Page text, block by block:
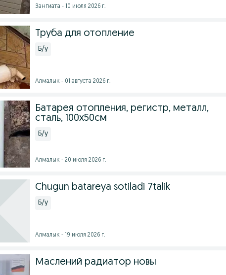
Зангиата - 10 июля 2026 г.
Труба для отопление
Б/у
Алмалык - 01 августа 2026 г.
Батарея отопления, регистр, металл,
сталь, 100x50см
Б/у
Алмалык - 20 июля 2026 г.
Chugun batareya sotiladi 7talik
Б/у
Алмалык - 19 июля 2026 г.
Маслений радиатор новы